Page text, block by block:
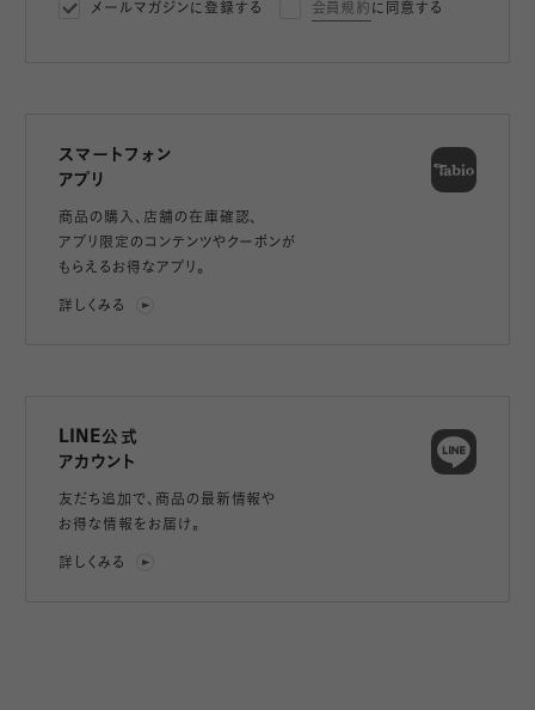
メールマガジンに登録する 会員規約 に同意する
スマートフォン
アプリ
商品の購入、店舗の在庫確認、
アプリ限定のコンテンツやクーポンが
もらえるお得なアプリ。
詳しくみる
LINE公式
アカウント
友だち追加で、 商品の最新情報や
お得な情報をお届け。
詳しくみる